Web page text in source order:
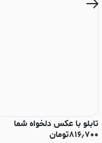
تابلو با عکس دلخواه شما
۸۱۶٫۷۰۰تومان